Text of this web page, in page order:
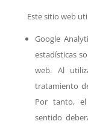
Este sitio web
Google
estadísticas
web. Al
tratamiento
Por tanto,
sentido